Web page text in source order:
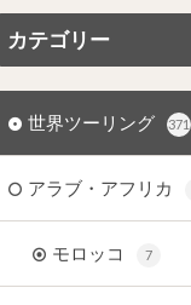
カテゴリー
世界ツーリング 371
アラブ・アフリカ
モロッコ 7